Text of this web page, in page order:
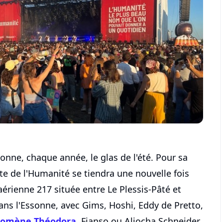
chaque année, le glas de l'été. Pour sa
de l'Humanité se tiendra une nouvelle fois
217 située entre Le Plessis-Pâté et
l'Essonne, avec Gims, Hoshi, Eddy de Pretto,